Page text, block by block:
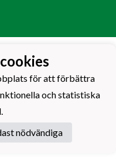
för att förbättra
och statistiska
nödvändiga